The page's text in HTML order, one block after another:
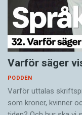
Varför säger
PODDEN
Varför uttalas
som kroner, kvinner